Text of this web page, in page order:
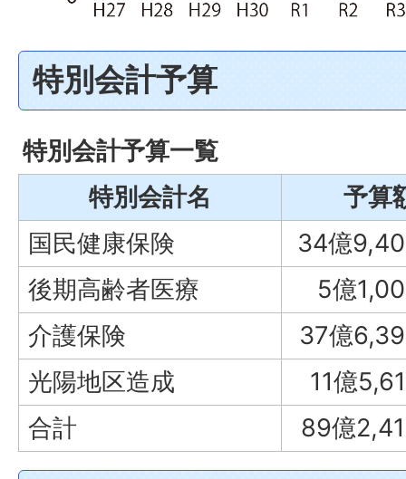
特別会計予算
特別会計予算一覧
特別会計名
予算
国民健康保険
34億
後期高齢者医療
5億
介護保険
37億
光陽地区造成
11億
合計
89億